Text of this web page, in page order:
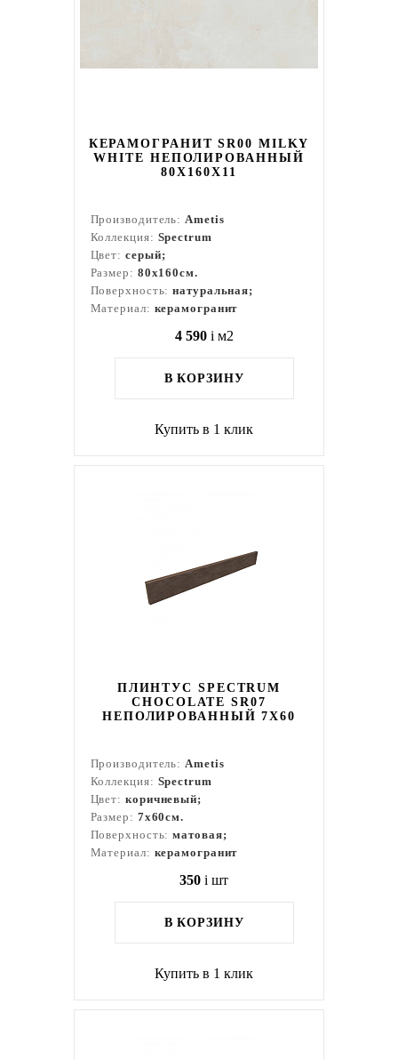
КЕРАМОГРАНИТ SR00 MILKY
WHITE НЕПОЛИРОВАННЫЙ
80X160Х11
Производитель:Ametis
Коллекция: Spectrum
Цвет: серый;
Размер: 80x160см.
Поверхность:натуральная;
Материал: керамогранит
4 590 i м2
В КОРЗИНУ
Купить в 1 клик
ПЛИНТУС SPECTRUM
CHOCOLATE SR07
НЕПОЛИРОВАННЫЙ 7X60
Производитель:Ametis
Коллекция: Spectrum
Цвет: коричневый;
Размер: 7x60см.
Поверхность:матовая;
Материал: керамогранит
350 i шт
В КОРЗИНУ
Купить в 1 клик